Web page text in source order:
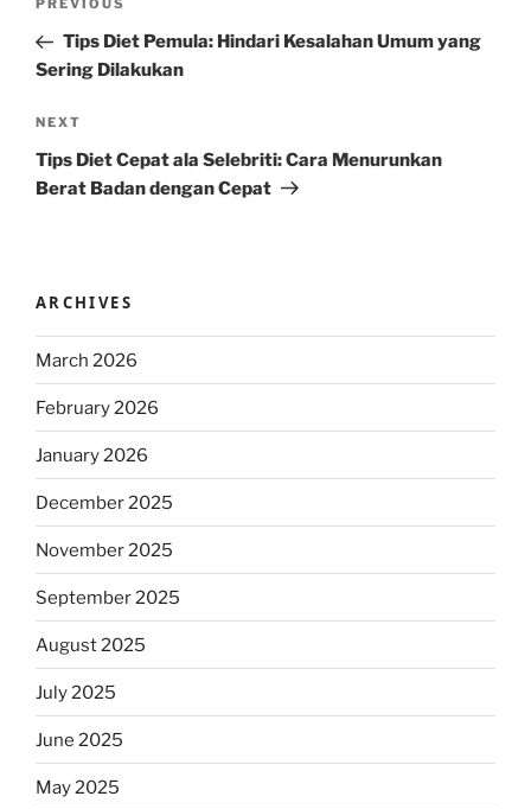
Previous
Post
PREVIOUS
Tips Diet Pemula: Hindari Kesalahan Umum yang
Sering Dilakukan
Next
Post
NEXT
Tips Diet Cepat ala Selebriti: Cara Menurunkan
Berat Badan dengan Cepat
ARCHIVES
March 2026
February 2026
January 2026
December 2025
November 2025
September 2025
August 2025
July 2025
June 2025
May 2025